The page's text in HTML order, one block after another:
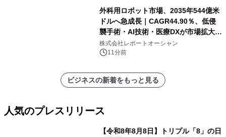
外科用ロボット市場、2035年544億米
ドルへ急成長｜CAGR44.90％、低侵
襲手術・AI技術・医療DXが市場拡大を
牽引
株式会社レポートオーシャン
11分前
ビジネスの新着をもっと見る
人気のプレスリリース
【令和8年8月8日】トリプル「8」の日